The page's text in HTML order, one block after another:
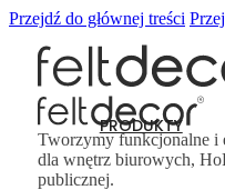
Przejdź do głównej treści
PRODUKTY
Tworzymy funkcjonalne i
dla wnętrz biurowych,
publicznej.